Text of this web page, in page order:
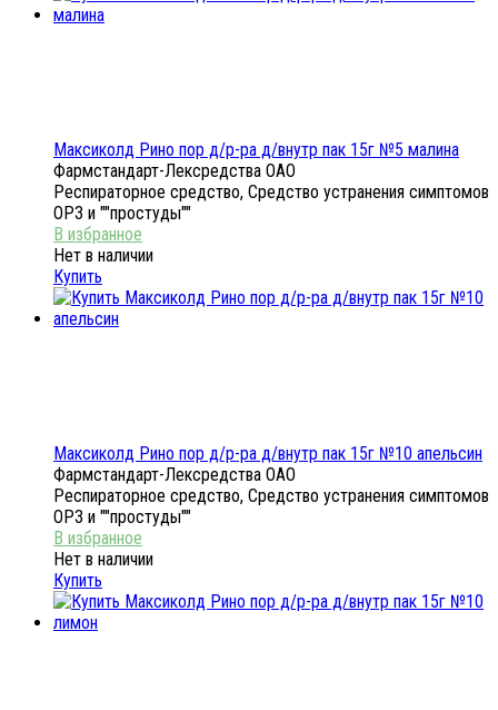
Максиколд Рино пор д/р-ра д/внутр пак 15г №5 малина
Фармстандарт-Лексредства ОАО
Респираторное средство, Средство устранения симптомов
ОРЗ и ""простуды""
Нет в наличии
Купить
Максиколд Рино пор д/р-ра д/внутр пак 15г №10 апельсин
Фармстандарт-Лексредства ОАО
Респираторное средство, Средство устранения симптомов
ОРЗ и ""простуды""
Нет в наличии
Купить